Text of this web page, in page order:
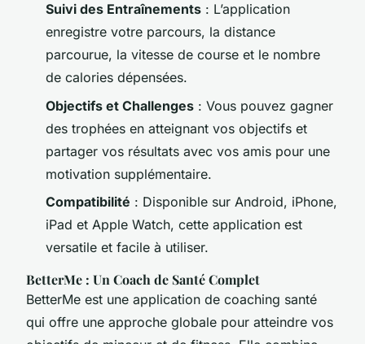
Suivi des Entraînements : L’application
enregistre votre parcours, la distance
parcourue, la vitesse de course et le nombre
de calories dépensées.
Objectifs et Challenges : Vous pouvez gagner
des trophées en atteignant vos objectifs et
partager vos résultats avec vos amis pour une
motivation supplémentaire.
Compatibilité : Disponible sur Android, iPhone,
iPad et Apple Watch, cette application est
versatile et facile à utiliser.
BetterMe : Un Coach de Santé Complet
BetterMe est une application de coaching santé
qui offre une approche globale pour atteindre vos